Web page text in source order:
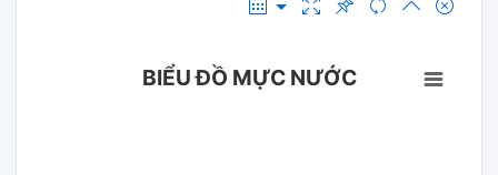
BIỂU ĐỒ MỰC NƯỚC